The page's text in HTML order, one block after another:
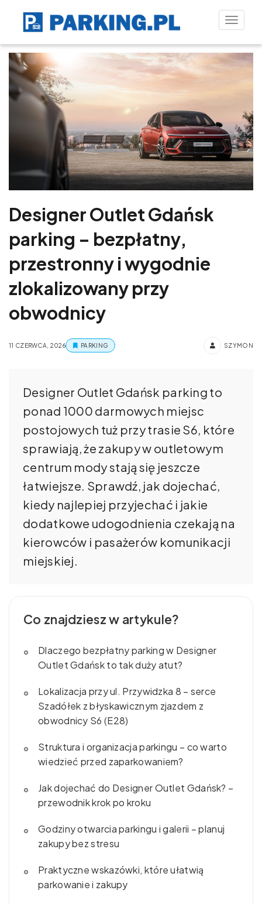
Toggle
Designer Outlet Gdańsk
parking – bezpłatny,
przestronny i wygodnie
zlokalizowany przy
obwodnicy
11 CZERWCA, 2026 PARKING SZYMON
Designer Outlet Gdańsk parking to
ponad 1000 darmowych miejsc
postojowych tuż przy trasie S6, które
sprawiają, że zakupy w outletowym
centrum mody stają się jeszcze
łatwiejsze. Sprawdź, jak dojechać,
kiedy najlepiej przyjechać i jakie
dodatkowe udogodnienia czekają na
kierowców i pasażerów komunikacji
miejskiej.
Co znajdziesz w artykule?
Dlaczego bezpłatny parking w Designer
Outlet Gdańsk to tak duży atut?
Lokalizacja przy ul. Przywidzka 8 – serce
Szadółek z błyskawicznym zjazdem z
obwodnicy S6 (E28)
Struktura i organizacja parkingu – co warto
wiedzieć przed zaparkowaniem?
Jak dojechać do Designer Outlet Gdańsk? –
przewodnik krok po kroku
Godziny otwarcia parkingu i galerii – planuj
zakupy bez stresu
Praktyczne wskazówki, które ułatwią
parkowanie i zakupy